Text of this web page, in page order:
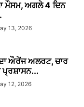
ਮੌਸਮ, ਅਗਲੇ 4 ਦਿਨ
13, 2026
ਔਰੇਂਜ ਅਲਰਟ, ਚਾਰ
12, 2026